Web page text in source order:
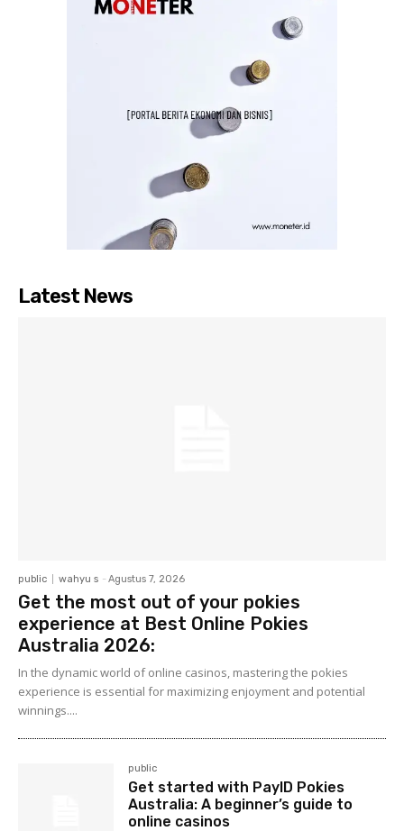
Latest News
public wahyu s - Agustus 7, 2026
Get the most out of your pokies
experience at Best Online Pokies
Australia 2026:
In the dynamic world of online casinos, mastering the pokies
experience is essential for maximizing enjoyment and potential
winnings....
public
Get started with PayID Pokies
Australia: A beginner’s guide to
online casinos